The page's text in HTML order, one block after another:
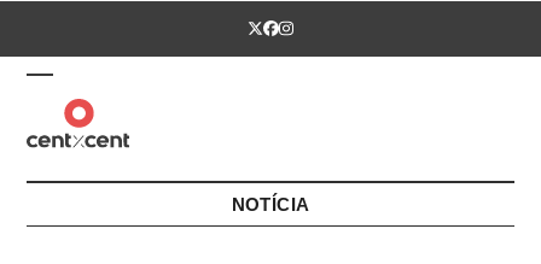
Twitter
Facebook
Instagram
Open
mobile
menu
Close
mobile
menu
NOTÍCIA